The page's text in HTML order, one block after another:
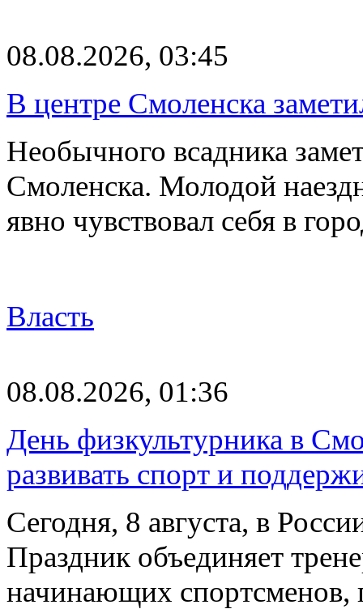
08.08.2026, 03:45
В центре Смоленска
Необычного всадника
Смоленска. Молодой
явно чувствовал себя в
Власть
08.08.2026, 01:36
День физкультурника в
развивать спорт и
Сегодня, 8 августа, в
Праздник объединяет
начинающих